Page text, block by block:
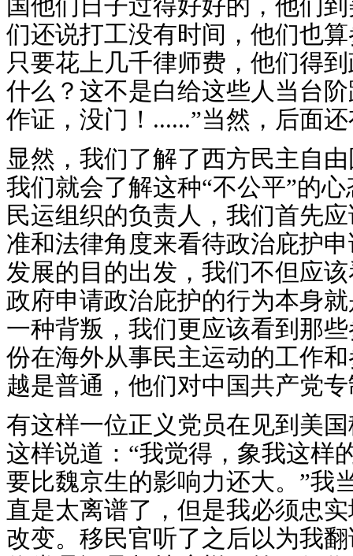
国他们日子过得好好的，他们
们还说打工没有时间，他们也
只要花上几千律师费，他们得
什么？这不是白给这些人当台
作证，没门！......”当然，后面
显然，我们了解了西方民主自
我们就会了解这种“不公平”的
民运组织的负责人，我们首先
准和法律角度来看待政治庇护
发展的目的出发，我们不但应
政府申请政治庇护的行为本身
一种背叛，我们更应该看到那
份在海外从事民主运动的工作
越是普通，他们对中国共产党
有这样一位正义党员在见到美
这样说道：“我觉得，象我这样
要比魏京生的影响力还大。”我
直是太离谱了，但是我必须忠
改变。移民官听了之后以为我